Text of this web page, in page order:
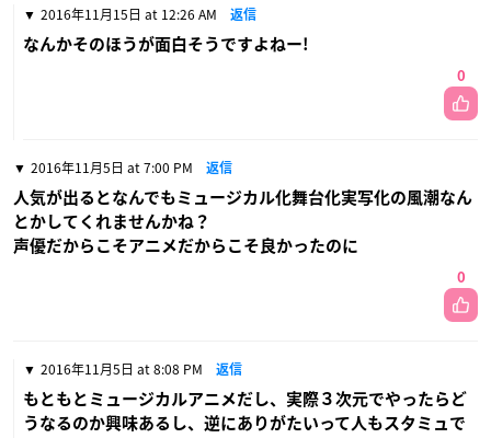
2016年11月15日 at 12:26 AM 返信
なんかそのほうが面白そうですよねー!
0
2016年11月5日 at 7:00 PM 返信
人気が出るとなんでもミュージカル化舞台化実写化の風潮なん
とかしてくれませんかね？
声優だからこそアニメだからこそ良かったのに
0
2016年11月5日 at 8:08 PM 返信
もともとミュージカルアニメだし、実際３次元でやったらど
うなるのか興味あるし、逆にありがたいって人もスタミュで